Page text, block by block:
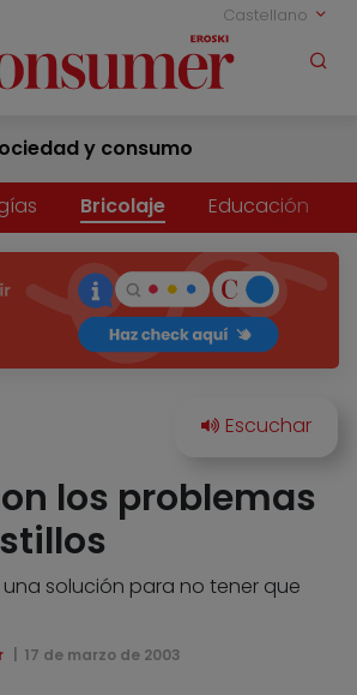
Castellano
y consumo
Bricolaje Educación
los problemas
solución para no tener que
17 de marzo de 2003